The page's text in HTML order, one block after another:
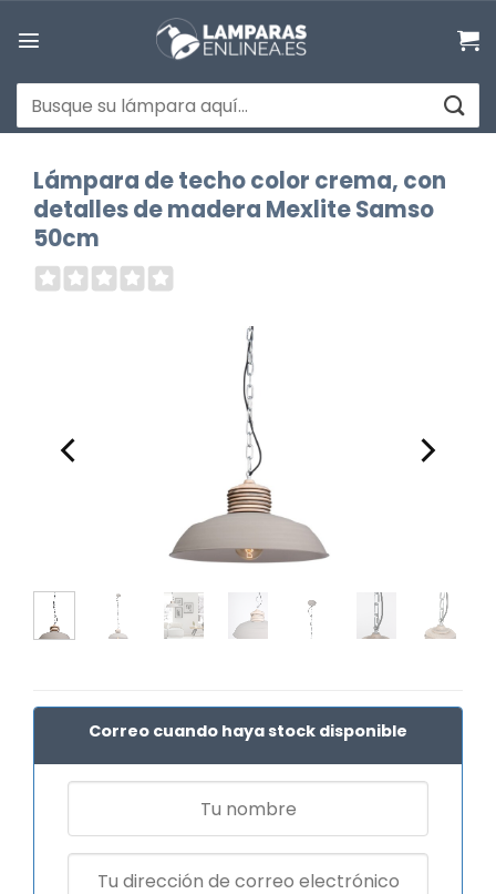
Buscar
por:
Lámpara de techo color crema, con
detalles de madera Mexlite Samso
50cm
Correo cuando haya stock disponible